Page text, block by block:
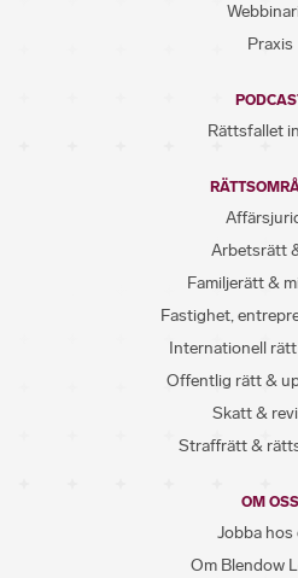
Praxis
Rättsfallet
Arbetsrätt
Familjerätt &
Fastighet,
Internationell
Offentlig rätt &
Skatt &
Straffrätt &
OM OSS
Jobba hos
Om Blendow